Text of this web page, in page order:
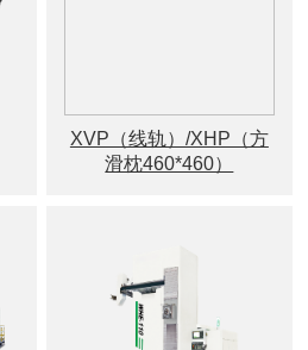
XVP（线轨）/XHP（方
滑枕460*460）